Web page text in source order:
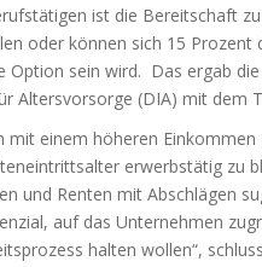
ist die Bereitschaft
oder können sich 15
Option sein wird. Das ergab
Altersvorsorge (DIA) mit dem
einem höheren
erwerbstätig zu
und Renten mit Abschlägen
auf das Unternehmen
halten wollen“,